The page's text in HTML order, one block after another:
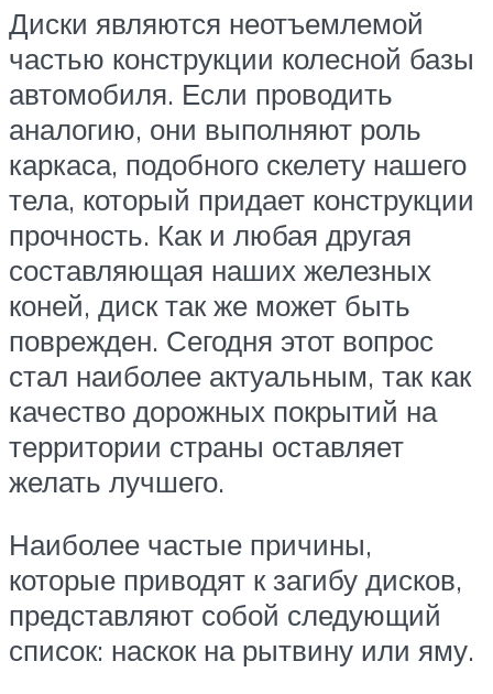
Диски являются неотъемлемой
частью конструкции колесной базы
автомобиля. Если проводить
аналогию, они выполняют роль
каркаса, подобного скелету нашего
тела, который придает конструкции
прочность. Как и любая другая
составляющая наших железных
коней, диск так же может быть
поврежден. Сегодня этот вопрос
стал наиболее актуальным, так как
качество дорожных покрытий на
территории страны оставляет
желать лучшего.
Наиболее частые причины,
которые приводят к загибу дисков,
представляют собой следующий
список: наскок на рытвину или яму.